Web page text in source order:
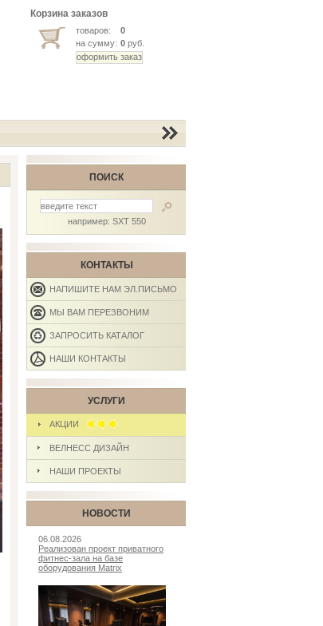
Корзина заказов
товаров:
0
на сумму: 0 руб.
ПОИСК
например: SXT 550
КОНТАКТЫ
НАПИШИТЕ НАМ ЭЛ.ПИСЬМО
МЫ ВАМ ПЕРЕЗВОНИМ
ЗАПРОСИТЬ КАТАЛОГ
НАШИ КОНТАКТЫ
УСЛУГИ
АКЦИИ
ВЕЛНЕСС ДИЗАЙН
НАШИ ПРОЕКТЫ
НОВОСТИ
06.08.2026
Реализован проект приватного
фитнес-зала на базе
оборудования Matrix